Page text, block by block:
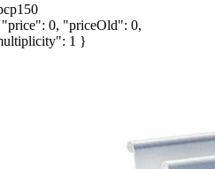
0, "priceOld": 0,
1 }